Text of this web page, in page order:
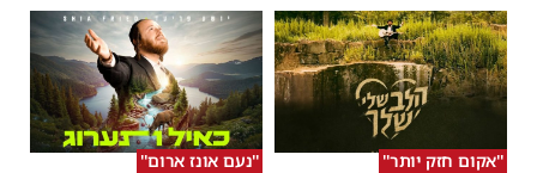
''אקום חזק יותר'' ''נעם אונז ארום''